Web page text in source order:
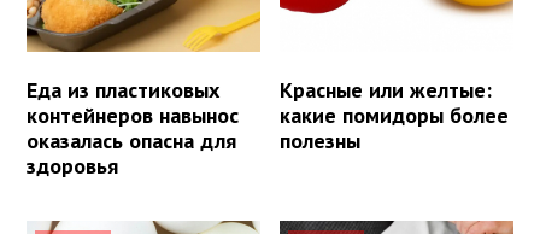
Еда из пластиковых
контейнеров навынос
оказалась опасна для
здоровья
Красные или желтые:
какие помидоры более
полезны